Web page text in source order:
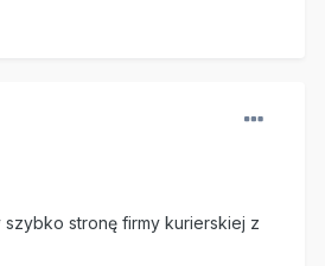
stronę firmy kurierskiej z